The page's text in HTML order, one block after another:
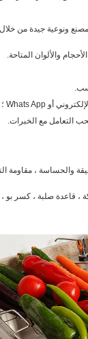
ونوعية جيدة من
والحساسة ، مقاومة
، قاعدة صلبة ، كسر بو